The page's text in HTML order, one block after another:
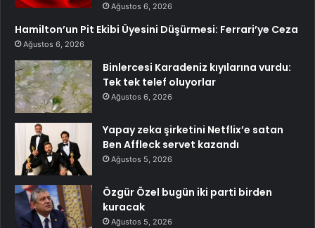
Ağustos 6, 2026
Hamilton’un Pit Ekibi Üyesini Düşürmesi: Ferrari’ye Ceza
Ağustos 6, 2026
Binlercesi Karadeniz kıyılarına vurdu:
Tek tek telef oluyorlar
Ağustos 6, 2026
Yapay zeka şirketini Netflix’e satan
Ben Affleck servet kazandı
Ağustos 5, 2026
Özgür Özel bugün iki parti birden
kuracak
Ağustos 5, 2026